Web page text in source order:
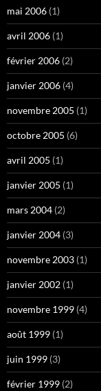
mai 2006 (1)
avril 2006 (1)
février 2006 (2)
janvier 2006 (4)
novembre 2005 (1)
octobre 2005 (6)
avril 2005 (1)
janvier 2005 (1)
mars 2004 (2)
janvier 2004 (3)
novembre 2003 (1)
janvier 2002 (1)
novembre 1999 (4)
août 1999 (1)
juin 1999 (3)
février 1999 (2)